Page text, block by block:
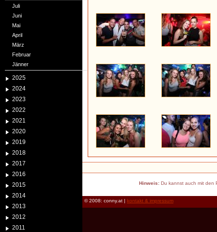
Juli
Juni
Mai
April
März
Februar
Jänner
2025
2024
2023
2022
2021
2020
2019
2018
2017
2016
2015
2014
2013
2012
2011
Hinweis:Du kannst auch mit den
© 2008: conny.at | kontakt & impressum